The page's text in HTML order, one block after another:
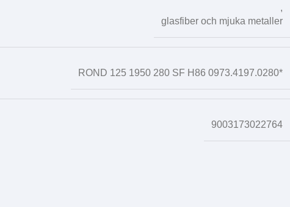
,
glasfiber och mjuka metaller
ROND 125 1950 280 SF H86 0973.4197.0280*
9003173022764